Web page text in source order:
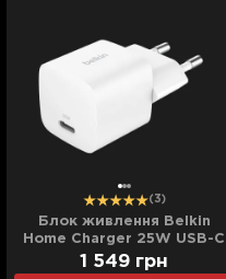
(3)
Блок живлення Belkin
Home Charger 25W USB-C
PD (White) (WCA012KQWH)
1 549 грн